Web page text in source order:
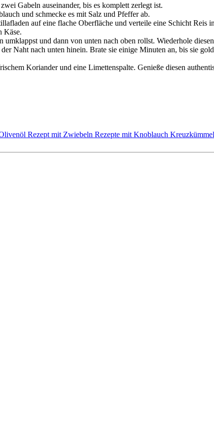
Gabeln auseinander, bis es komplett zerlegt ist.
und schmecke es mit Salz und Pfeffer ab.
auf eine flache Oberfläche und verteile eine Schicht
Käse.
und dann von unten nach oben rollst. Wiederhole
Naht nach unten hinein. Brate sie einige Minuten an, bis sie
Koriander und eine Limettenspalte. Genieße diesen
Rezept mit Zwiebeln Rezepte mit Knoblauch Kreuzkümmel